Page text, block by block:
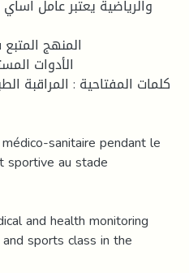
والرياضية يعتبر عامل
المنهج
الأدوات
كلمات المفتاحية : المراقبة
sanitaire pendant le
sportive au stade
and health monitoring
sports class in the